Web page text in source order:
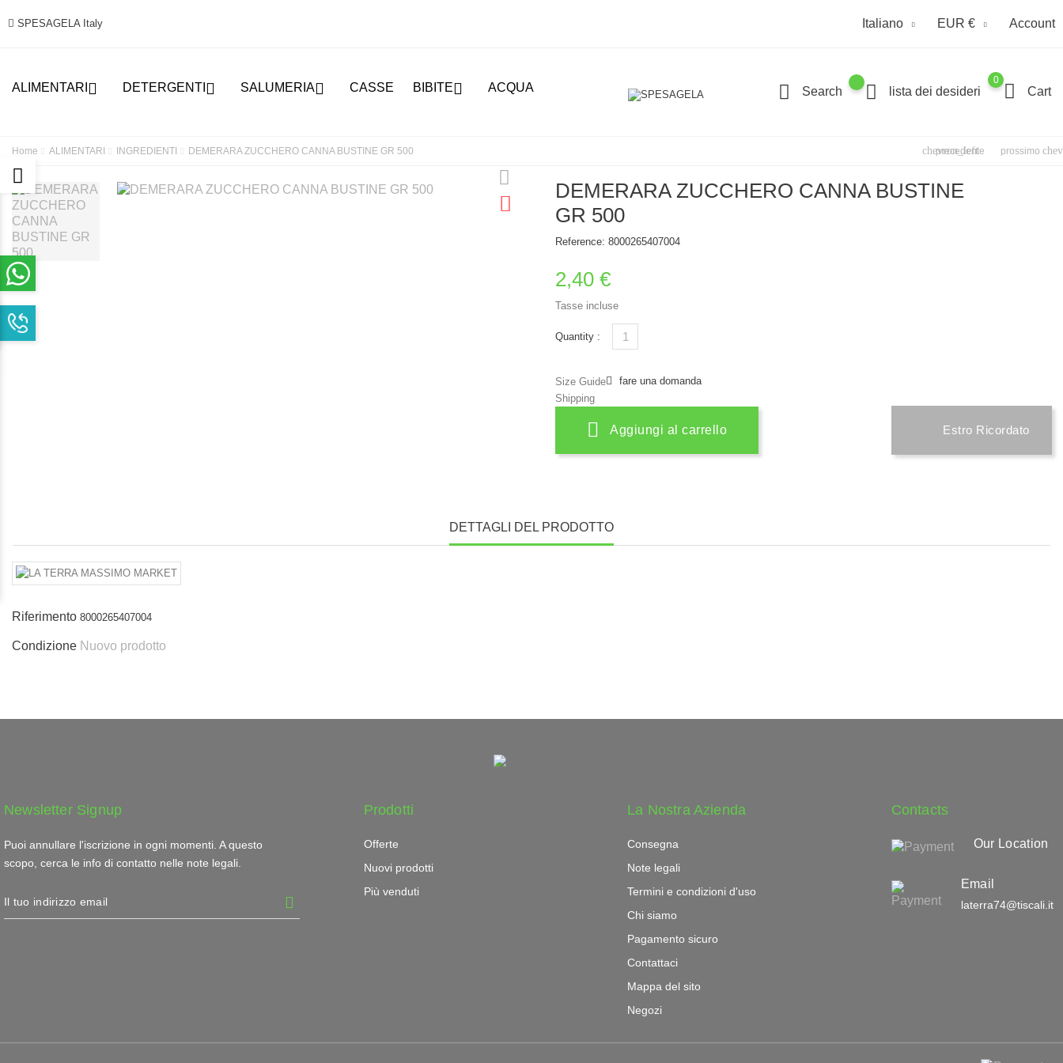
SPESAGELA Italy Italiano EUR € Account
ALIMENTARI  DETERGENTI  SALUMERIA CASSE BIBITE ACQUA Search lista dei desideri
0
Cart
Home ALIMENTARI INGREDIENTI DEMERARA ZUCCHERO CANNA BUSTINE GR 500 chevron_left
precedente prossimo
DEMERARA ZUCCHERO CANNA BUSTINE
GR 500
Reference: 8000265407004
2,40 €
Tasse incluse
Quantity :
Size Guide
Shipping
fare una domanda
Aggiungi al carrello Estro Ricordato
DETTAGLI DEL PRODOTTO
Riferimento 8000265407004
Condizione Nuovo prodotto
Newsletter Signup
Puoi annullare l'iscrizione in ogni momenti. A questo
scopo, cerca le info di contatto nelle note legali.
Prodotti
Offerte
Nuovi prodotti
Più venduti
La Nostra Azienda
Consegna
Note legali
Termini e condizioni d'uso
Chi siamo
Pagamento sicuro
Contattaci
Mappa del sito
Negozi
Contacts
Our Location
Email
laterra74@tiscali.it